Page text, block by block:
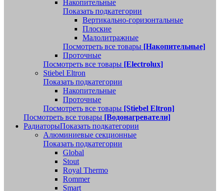
Накопительные
Показать подкатегории
Вертикально-горизонтальные
Плоские
Малолитражные
Посмотреть все товары [Накопительные]
Проточные
Посмотреть все товары [Electrolux]
Stiebel Eltron
Показать подкатегории
Накопительные
Проточные
Посмотреть все товары [Stiebel Eltron]
Посмотреть все товары [Водонагреватели]
РадиаторыПоказать подкатегории
Алюминиевые секционные
Показать подкатегории
Global
Stout
Royal Thermo
Rommer
Smart